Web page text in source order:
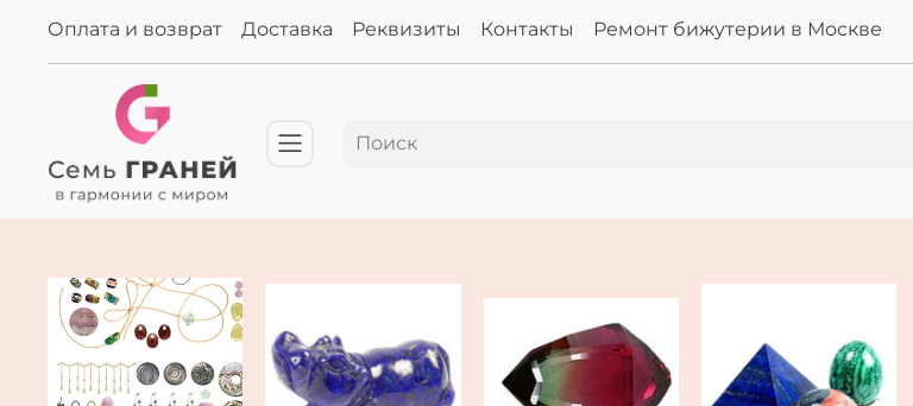
Оплата и возврат Доставка Реквизиты Контакты Ремонт бижутерии в Москве